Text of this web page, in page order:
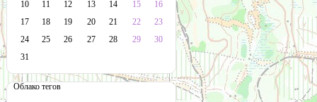
10
11 12 13 14 15
16
17
18 19 20 21 22
23
24
25 26 27 28 29
30
31
Облако тегов